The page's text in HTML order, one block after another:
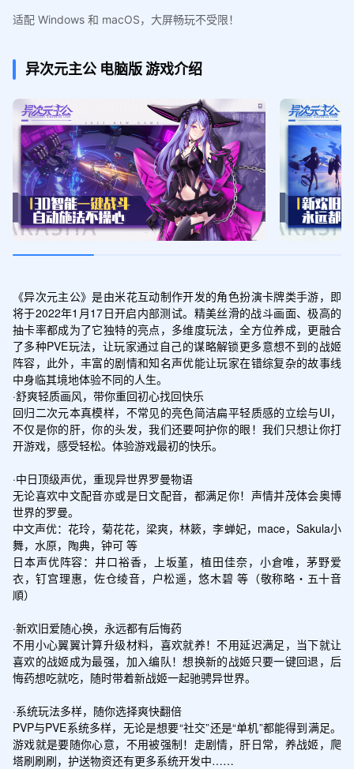
适配 Windows 和 macOS，大屏畅玩不受限！
异次元主公 电脑版游戏介绍
《异次元主公》是由米花互动制作开发的角色扮演卡牌类手游，即
将于2022年1月17日开启内部测试。精美丝滑的战斗画面、极高的
抽卡率都成为了它独特的亮点，多维度玩法，全方位养成，更融合
了多种PVE玩法，让玩家通过自己的谋略解锁更多意想不到的战姬
阵容，此外，丰富的剧情和知名声优能让玩家在错综复杂的故事线
中身临其境地体验不同的人生。
·舒爽轻质画风，带你重回初心找回快乐
回归二次元本真模样，不常见的亮色简洁扁平轻质感的立绘与UI，
不仅是你的肝，你的头发，我们还要呵护你的眼！我们只想让你打
开游戏，感受轻松。体验游戏最初的快乐。
·中日顶级声优，重现异世界罗曼物语
无论喜欢中文配音亦或是日文配音，都满足你！声情并茂体会奥博
世界的罗曼。
中文声优：花玲，菊花花，梁爽，林簌，李蝉妃，mace，Sakula小
舞，水原，陶典，钟可 等
日本声优阵容：井口裕香，上坂堇，植田佳奈，小倉唯，茅野爱
衣，钉宫理惠，佐仓绫音，户松遥，悠木碧 等（敬称略・五十音
順）
·新欢旧爱随心换，永远都有后悔药
不用小心翼翼计算升级材料，喜欢就养！不用延迟满足，当下就让
喜欢的战姬成为最强，加入编队！想换新的战姬只要一键回退，后
悔药想吃就吃，随时带着新战姬一起驰骋异世界。
·系统玩法多样，随你选择爽快翻倍
PVP与PVE系统多样，无论是想要“社交”还是“单机”都能得到满足。
游戏就是要随你心意，不用被强制！走剧情，肝日常，养战姬，爬
塔刷刷刷，护送物资还有更多系统开发中……